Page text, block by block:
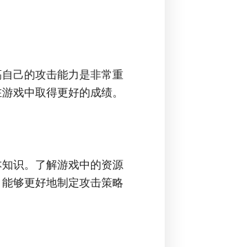
己的攻击能力是非常重
戏中取得更好的成绩。
识。了解游戏中的资源
够更好地制定攻击策略